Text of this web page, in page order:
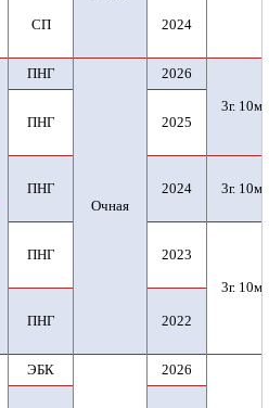
СП 2024
ПНГ
Очная
2026
3г. 10м.
ПНГ
2025
ПНГ 2024 3г. 10м.
ПНГ
2023
3г. 10м.
ПНГ 2022
ЭБК 2026